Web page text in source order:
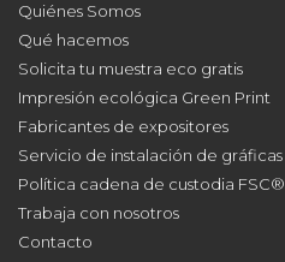
Quiénes Somos
Qué hacemos
Solicita tu muestra eco gratis
Impresión ecológica Green Print
Fabricantes de expositores
Servicio de instalación de gráficas
Política cadena de custodia FSC®
Trabaja con nosotros
Contacto